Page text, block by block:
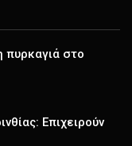
πυρκαγιά στο
Επιχειρούν